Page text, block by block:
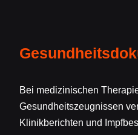
Bei medizinischen
Gesundheitszeugnissen
Klinikberichten und